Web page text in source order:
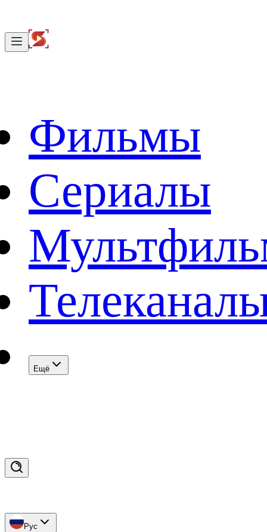
Фильмы
Сериалы
Eщё
Рус